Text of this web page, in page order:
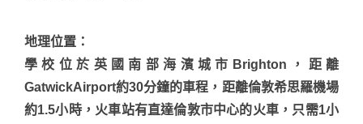
地理位置 ：
學校位於英國南部海濱城市Brighton，距離
GatwickAirport約30分鐘的車程，距離倫敦希思羅機場
約1.5小時，火車站有直達倫敦市中心的火車，只需1小